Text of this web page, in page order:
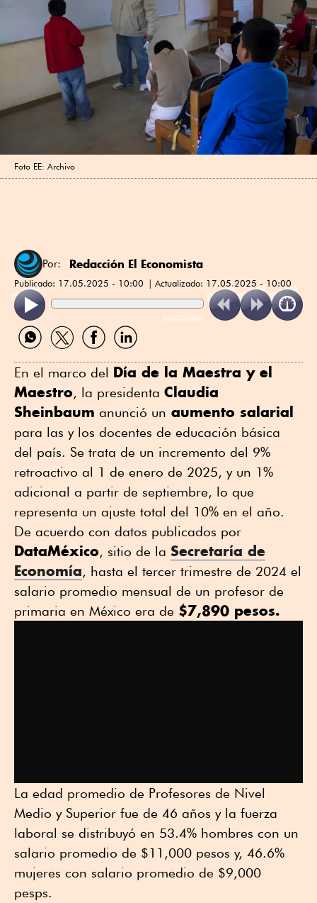
Foto EE: Archivo
Por: Redacción El Economista
Publicado: 17.05.2025 - 10:00 Actualizado: 17.05.2025 - 10:00
ReadSpeaker
Compartir
por
Compartir
por
Compartir
por
Compartir
por
En el marco del Día de la Maestra y el
Maestro, la presidenta Claudia
Sheinbaum anunció un aumento salarial
para las y los docentes de educación básica
del país. Se trata de un incremento del 9%
retroactivo al 1 de enero de 2025, y un 1%
adicional a partir de septiembre, lo que
representa un ajuste total del 10% en el año.
De acuerdo con datos publicados por
DataMéxico, sitio de la Secretaría de
Economía, hasta el tercer trimestre de 2024 el
salario promedio mensual de un profesor de
primaria en México era de $7,890 pesos.
La edad promedio de Profesores de Nivel
Medio y Superior fue de 46 años y la fuerza
laboral se distribuyó en 53.4% hombres con un
salario promedio de $11,000 pesos y, 46.6%
mujeres con salario promedio de $9,000
pesps.